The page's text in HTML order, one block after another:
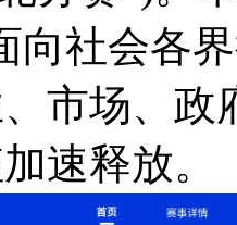
向社会各
市场、
速释放。